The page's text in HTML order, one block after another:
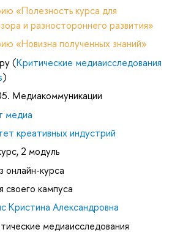
«Полезность курса для
и разностороннего развития»
«Новизна полученных знаний»
(Критические медиаисследования
)
Медиакоммуникации
медиа
креативных индустрий
2 модуль
онлайн-курса
своего кампуса
Кристина Александровна
медиаисследования